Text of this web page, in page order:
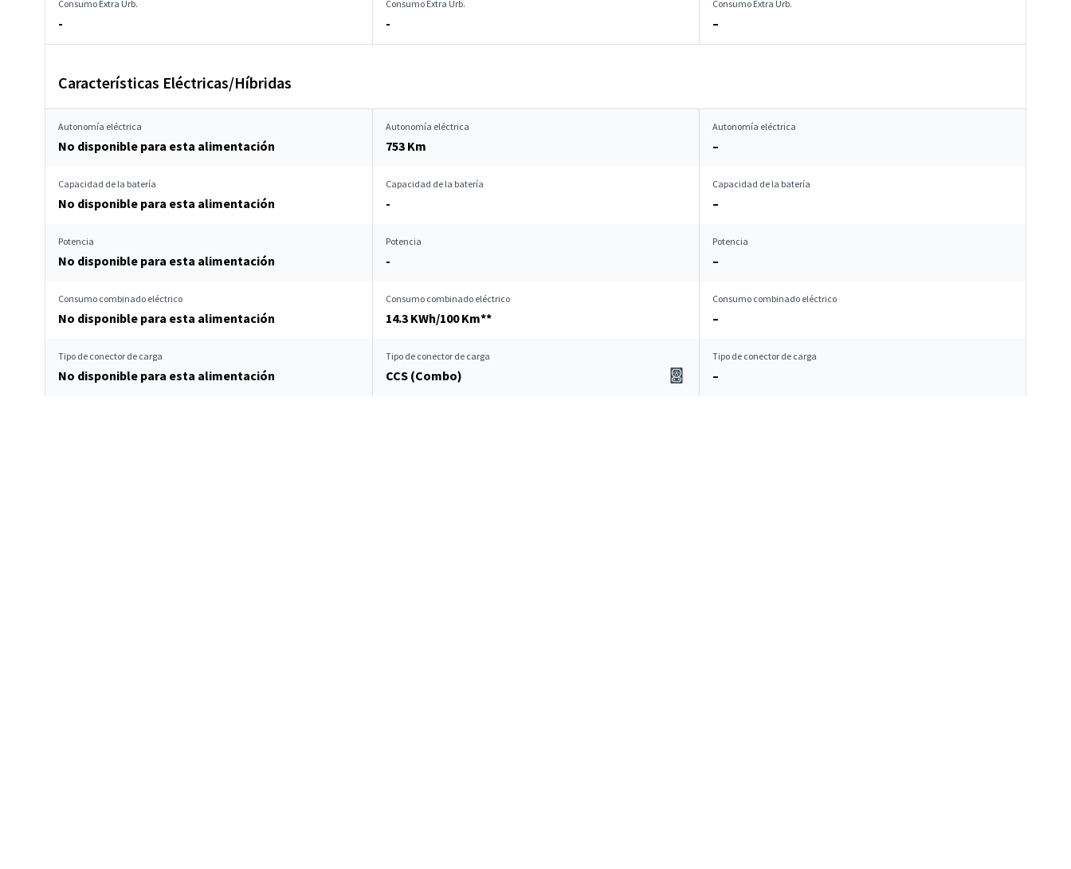
Consumo Extra Urb.
-
Consumo Extra Urb.
-
Consumo Extra Urb.
–
Características Eléctricas/Híbridas
Autonomía eléctrica
No disponible para esta alimentación
Autonomía eléctrica
753 Km
Autonomía eléctrica
–
Capacidad de la batería
No disponible para esta alimentación
Capacidad de la batería
-
Capacidad de la batería
–
Potencia
No disponible para esta alimentación
Potencia
-
Potencia
–
Consumo combinado eléctrico
No disponible para esta alimentación
Consumo combinado eléctrico
14.3 KWh/100 Km**
Consumo combinado eléctrico
–
Tipo de conector de carga
No disponible para esta alimentación
Tipo de conector de carga
CCS (Combo)
Tipo de conector de carga
–